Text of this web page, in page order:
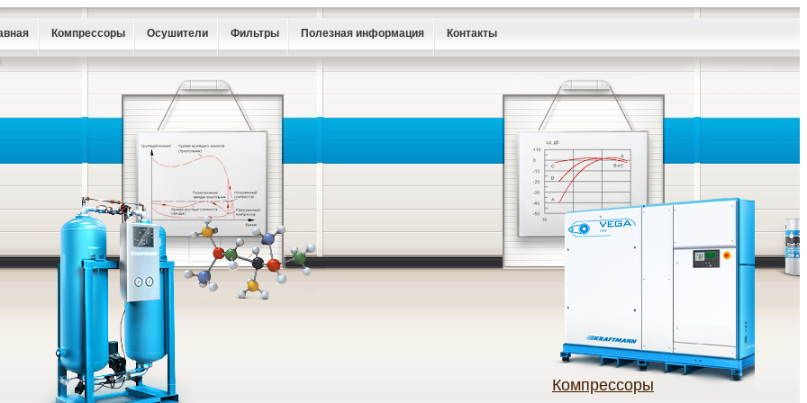
Компрессоры Осушители Фильтры Полезная информация Контакты
Компрессоры